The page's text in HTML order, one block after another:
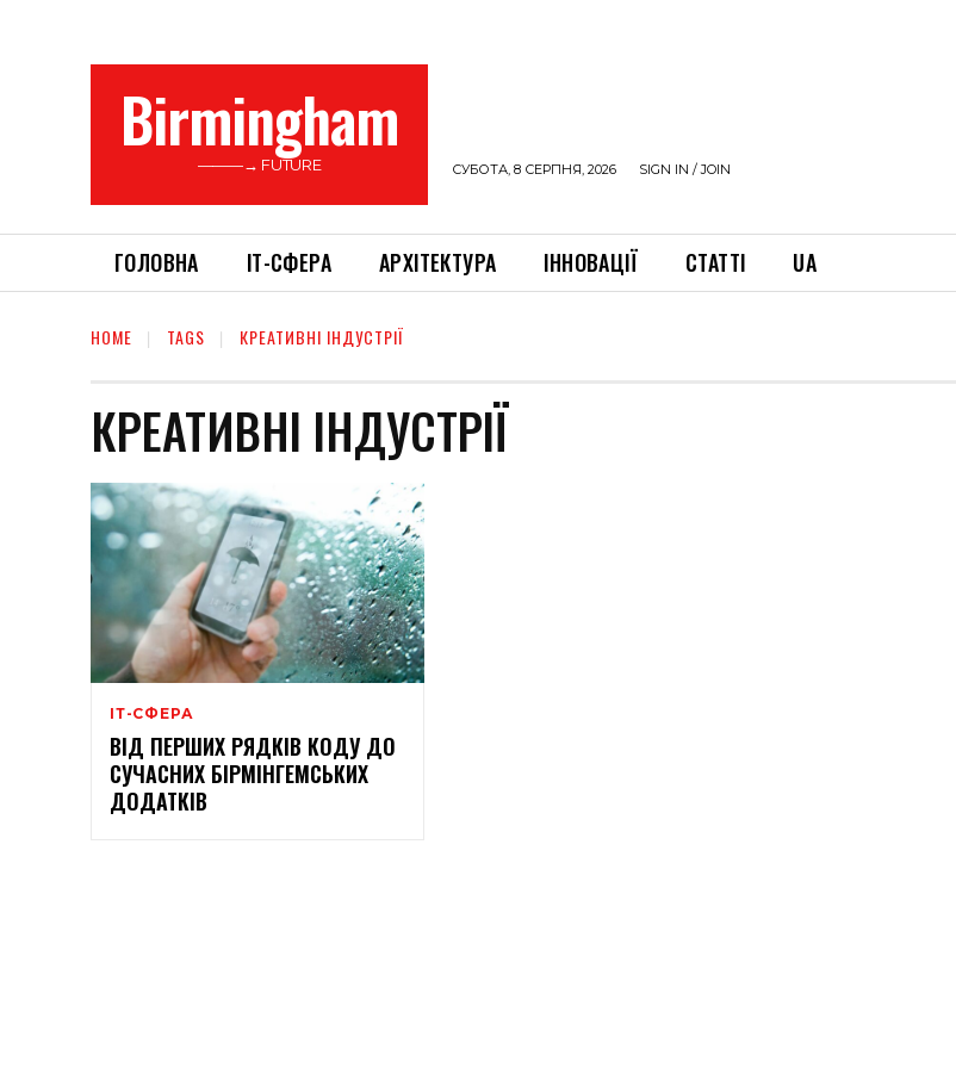
Birmingham
———→ FUTURE СУБОТА, 8 СЕРПНЯ, 2026 SIGN IN / JOIN
ГОЛОВНА ІТ-СФЕРА АРХІТЕКТУРА ІННОВАЦІЇ СТАТТІ UA
HOME TAGS КРЕАТИВНІ ІНДУСТРІЇ
КРЕАТИВНІ ІНДУСТРІЇ
ІТ-СФЕРА
ВІД ПЕРШИХ РЯДКІВ КОДУ ДО
СУЧАСНИХ БІРМІНГЕМСЬКИХ
ДОДАТКІВ